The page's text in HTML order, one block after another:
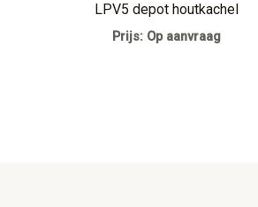
LPV5 depot houtkachel
Prijs: Op aanvraag